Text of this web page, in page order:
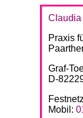
Claudia
Praxis
Graf-
D-
Mobil: